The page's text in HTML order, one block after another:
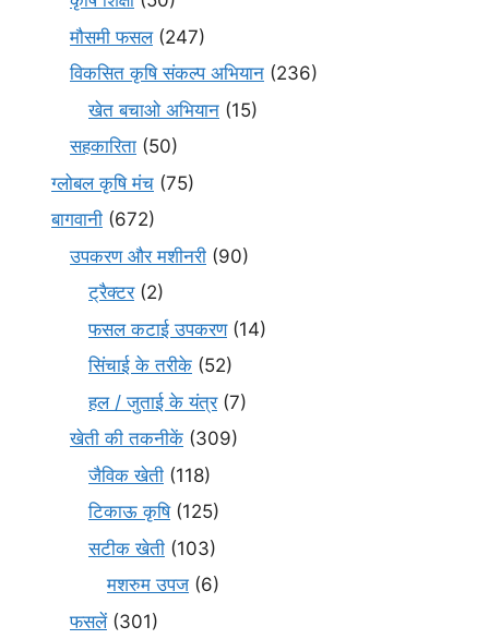
मौसमी फसल(247)
विकसित कृषि संकल्प अभियान (236)
खेत बचाओ अभियान (15)
सहकारिता (50)
ग्लोबल कृषि मंच (75)
बागवानी (672)
उपकरण और मशीनरी (90)
ट्रैक्टर(2)
फसल कटाई उपकरण(14)
सिंचाई के तरीके (52)
हल / जुताई के यंत्र(7)
खेती की तकनीकें (309)
जैविक खेती (118)
टिकाऊ कृषि(125)
सटीक खेती (103)
मशरुम उपज (6)
फसलें(301)